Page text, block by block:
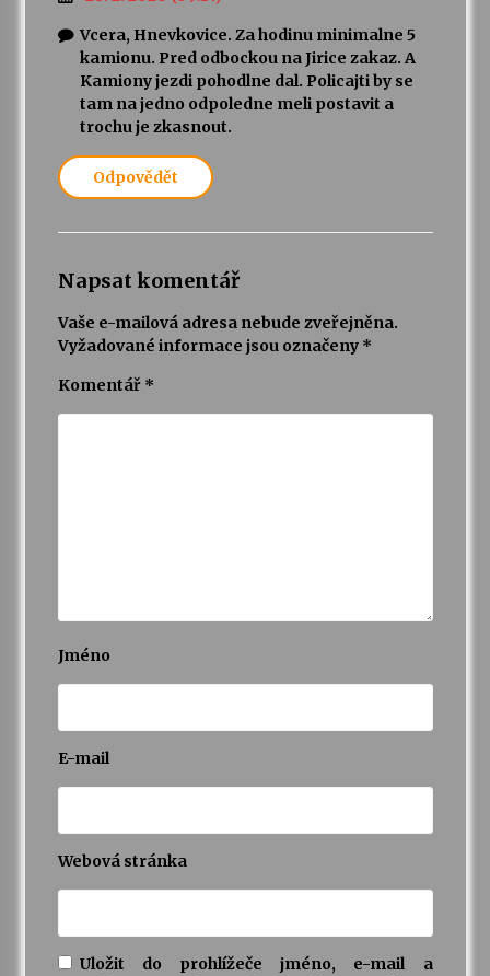
Vcera, Hnevkovice. Za hodinu minimalne 5
kamionu. Pred odbockou na Jirice zakaz. A
Kamiony jezdi pohodlne dal. Policajti by se
tam na jedno odpoledne meli postavit a
trochu je zkasnout.
Odpovědět
Napsat komentář
Vaše e-mailová adresa nebude zveřejněna.
Vyžadované informace jsou označeny *
Komentář *
Jméno
E-mail
Webová stránka
Uložit do prohlížeče jméno, e-mail a